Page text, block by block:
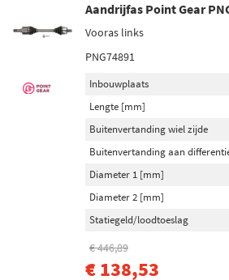
Aandrijfas Point Gear
Vooras links
PNG74891
Inbouwplaats
Lengte [mm]
Buitenvertanding wiel zijde
Buitenvertanding aan
Diameter 1 [mm]
Diameter 2 [mm]
Statiegeld/loodtoeslag
€ 446,89
€ 138,53